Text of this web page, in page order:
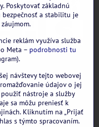
Poskytovať základnú
bezpečnosť a stabilitu je
reklám využíva služba
Meta – podrobnosti tu
návštevy tejto webovej
údajov o jej
nástroje a služby
sa môžu preniesť k
Kliknutím na „Prijať
s týmto spracovaním.